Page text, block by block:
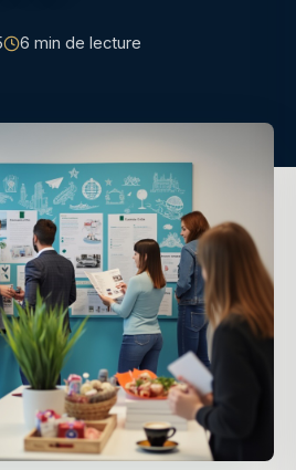
6 min de lecture